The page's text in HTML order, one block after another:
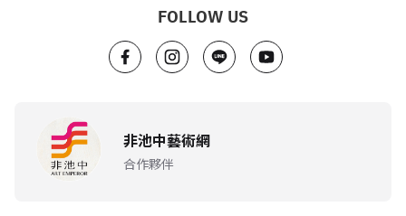
FOLLOW US
非池中藝術網
合作夥伴